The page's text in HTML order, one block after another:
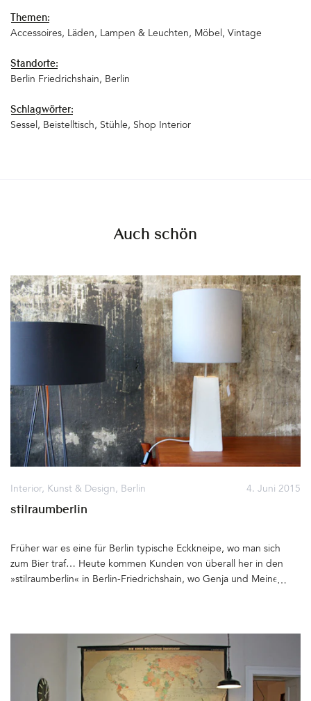
Themen:
Accessoires
Läden Lampen & Leuchten Möbel Vintage
Standorte:
Berlin Friedrichshain
Berlin
Schlagwörter:
Sessel
Beistelltisch Stühle Shop Interior
Auch schön
4. Juni 2015
Interior, Kunst & Design, Berlin
stilraumberlin
Früher war es eine für Berlin typische Eckkneipe, wo man sich
zum Bier traf… Heute kommen Kunden von überall her in den
»stilraumberlin« in Berlin-Friedrichshain, wo Genja und Meine
neue Sitzgruppen davor. Sieht nicht nur toll aus, sondern vor der
Original-Wand lassen sich ihre Möbel, die sie von ihren Touren aus
Dänemark mitbringen, auch besonders effektvoll fotografieren:
Sessel, Sofas, Sideboards und Tische in allen Größen. Lampen